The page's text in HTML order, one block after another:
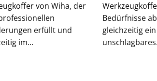
von Wiha, der
erfüllt und
im...
Bedürfnisse
gleichzeitig ein